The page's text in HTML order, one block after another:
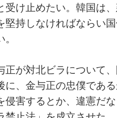
受け止めたい。韓国は
堅持しなければならい
正が対北ビラについて
に、金与正の忠僕であ
侵害するとか、違憲だ